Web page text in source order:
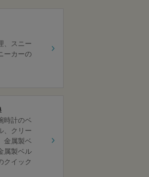
スニー
ーカーの
時計のベ
クリー
金属製ベ
属製ベル
クイック